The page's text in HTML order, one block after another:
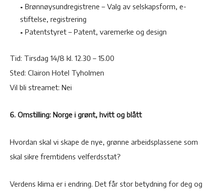
• Brønnøysundregistrene – Valg av selskapsform, e-
stiftelse, registrering
• Patentstyret – Patent, varemerke og design
Tid: Tirsdag 14/8 kl. 12.30 – 15.00
Sted: Clairon Hotel Tyholmen
Vil bli streamet: Nei
6. Omstilling: Norge i grønt, hvitt og blått
Hvordan skal vi skape de nye, grønne arbeidsplassene som
skal sikre fremtidens velferdsstat?
Verdens klima er i endring. Det får stor betydning for deg og